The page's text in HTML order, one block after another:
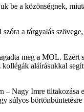
be a közönségnek,
a tárgyalás
meg a MOL.
aláírásukkal
Nagy Imre
súlyos